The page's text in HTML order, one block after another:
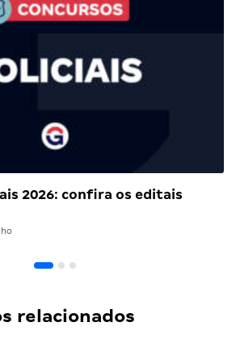
2026: confira os editais
relacionados